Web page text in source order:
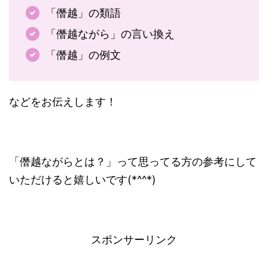
「僭越」の類語
「僭越ながら」の言い換え
「僭越」の例文
などをお伝えします！
「僭越ながらとは？」って思ってる方の参考にして
いただけると嬉しいです(*^^*)
スポンサーリンク